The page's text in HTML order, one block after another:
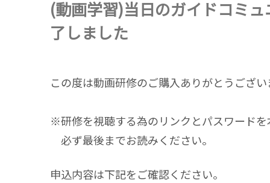
(動画学習)当日のガイドコミ
了しました
この度は動画研修のご購入ありがとうござい
※研修を視聴する為のリンクとパスワード
必ず最後までお読みください。
申込内容は下記をご確認ください。